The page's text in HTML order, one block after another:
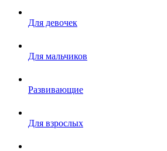
Для девочек
Для мальчиков
Развивающие
Для взрослых